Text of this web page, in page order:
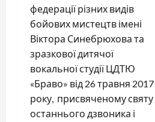
федерації різних видів
бойових мистецтв імені
Віктора Синебрюхова та
зразкової дитячої
вокальної студії ЦДТЮ
«Браво» від 26 травня 2017
року, присвяченому святу
останнього дзвоника і